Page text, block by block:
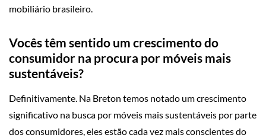
mobiliário brasileiro.
Vocês têm sentido um crescimento do
consumidor na procura por móveis mais
sustentáveis?
Definitivamente. Na Breton temos notado um crescimento
significativo na busca por móveis mais sustentáveis por parte
dos consumidores, eles estão cada vez mais conscientes do